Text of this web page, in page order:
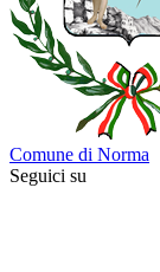
Comune di Norma
Seguici su